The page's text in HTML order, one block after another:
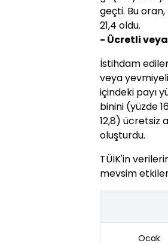
geçti. Bu
21,4 oldu.
- Ücretli veya
İstihdam
veya
içindeki payı
binini (yüzde
12,8) ücretsiz
oluşturdu.
TÜİK'in
mevsim
Ocak